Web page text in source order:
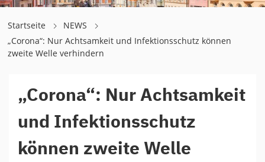
Startseite
NEWS
„Corona“: Nur Achtsamkeit und Infektionsschutz können
zweite Welle verhindern
„Corona“: Nur Achtsamkeit
und Infektionsschutz
können zweite Welle